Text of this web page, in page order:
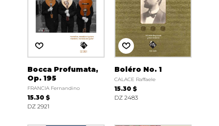
Bocca Profumata,
Op. 195
FRANCIA Fernandino
15.30 $
DZ 2921
Boléro No. 1
CALACE Raffaele
15.30 $
DZ 2483